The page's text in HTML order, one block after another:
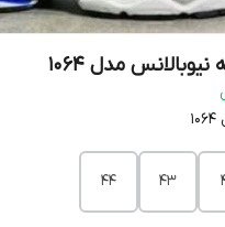
مدل 1064
43
44